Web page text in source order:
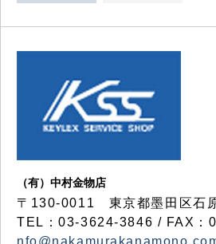
（有）中村金物店
〒130-0011 東京都墨田区石
TEL：03-3624-3846 / FAX：